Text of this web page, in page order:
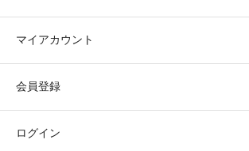
マイアカウント
会員登録
ログイン